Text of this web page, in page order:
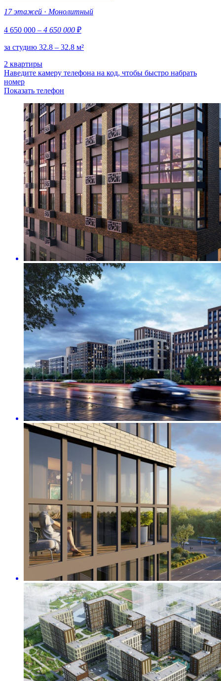
17 этажей · Монолитный
4 650 000 – 4 650 000 ₽
за студию 32.8 – 32.8 м²
2 квартиры
Наведите камеру телефона на код, чтобы быстро набрать
номер
Показать телефон